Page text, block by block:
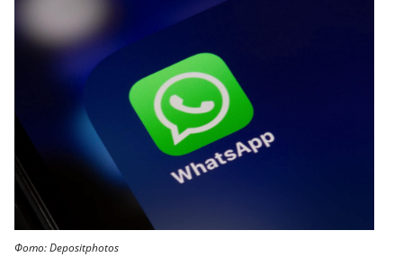
Фото: Depositphotos